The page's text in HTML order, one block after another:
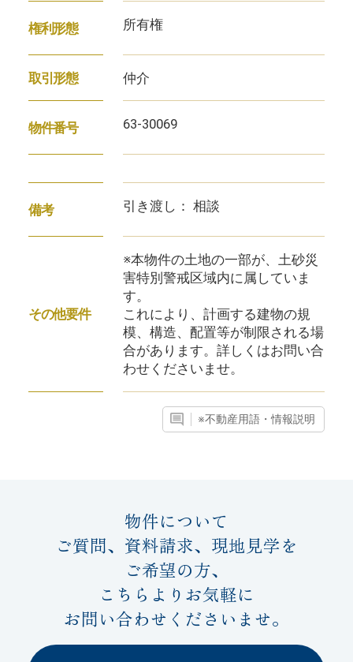
権利形態 所有権
取引形態 仲介
物件番号 63-30069
備考 引き渡し： 相談
その他要件
※本物件の土地の一部が、土砂災
害特別警戒区域内に属していま
す。
これにより、計画する建物の規
模、構造、配置等が制限される場
合があります。詳しくはお問い合
わせくださいませ。
※不動産用語・情報説明
物件について
ご質問、資料請求、現地見学を
ご希望の方、
こちらよりお気軽に
お問い合わせくださいませ。